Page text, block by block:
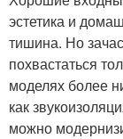
эстетика и
тишина. Но
похвастаться
моделях более
как
можно